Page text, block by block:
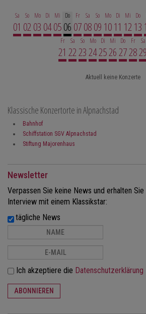
Sa
01
So
02
Mo
03
Di
04
Mi
05
Do
06
Fr
07
Sa
08
So
09
Mo
10
Di
11
Mi
12
Do
13
Fr
21
Sa
22
So
23
Mo
24
Di
25
Mi
26
Do
27
Fr
28
Sa
29
Aktuell keine Konzerte
Klassische Konzertorte in Alpnachstad
Bahnhof
Schiffstation SGV Alpnachstad
Stiftung Majorenhaus
Newsletter
Verpassen Sie keine News und erhalten
Interview mit einem Klassikstar:
tägliche News
Ich akzeptiere die Datenschutzerklärung
ABONNIEREN